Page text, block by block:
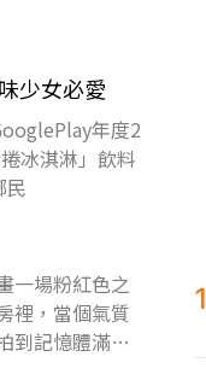
少女必愛
年度2
冰淇淋」飲料
民
一場粉紅色之
裡，當個氣質
到記憶體滿了
1